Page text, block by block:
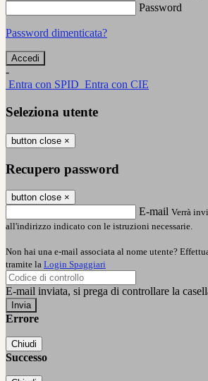
Password
Password dimenticata?
-
Entra con SPID Entra con CIE
Seleziona utente
button close ×
Recupero password
button close ×
E-mail Verrà
all'indirizzo indicato con le istruzioni necessarie.
Non hai una e-mail associata al nome utente?
tramite la Login Spaggiari
E-mail inviata, si prega di controllare la
Errore
Chiudi
Successo